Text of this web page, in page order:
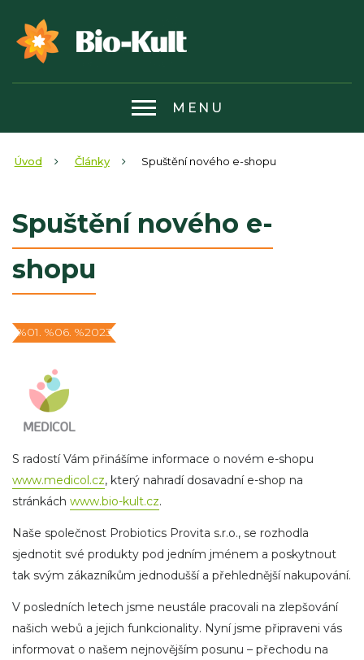
MENU
Úvod Články Spuštění nového e-shopu
Spuštění nového e-
shopu
%01. %06. %2023
S radostí Vám přinášíme informace o novém e-shopu
www.medicol.cz, který nahradí dosavadní e-shop na
stránkách www.bio-kult.cz.
Naše společnost Probiotics Provita s.r.o., se rozhodla
sjednotit své produkty pod jedním jménem a poskytnout
tak svým zákazníkům jednodušší a přehlednější nakupování.
V posledních letech jsme neustále pracovali na zlepšování
našich webů a jejich funkcionality. Nyní jsme připraveni vás
informovat o našem nejnovějším posunu – přechodu na